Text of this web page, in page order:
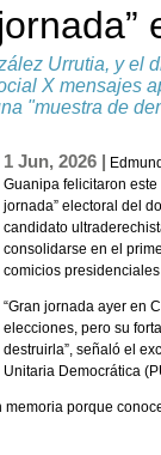
Urrutia, y el
X mensajes
"muestra de
1 Jun, 2026 |
Guanipa felicitaron
jornada” electoral del
candidato
consolidarse en el
comicios
“Gran jornada ayer en
elecciones, pero su
destruirla”, señaló el
Unitaria Democrática
porque